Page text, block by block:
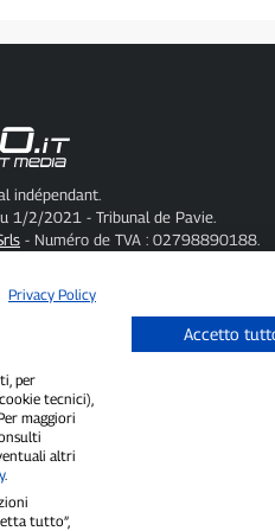
indépendant.
1/2/2021 - Tribunal de Pavie.
- Numéro de TVA : 02798890188.
le trouverez sur P300.it »
2012-2026
Privacy Policy
per
tecnici),
maggiori
altri
.
tutto”,
Accetto